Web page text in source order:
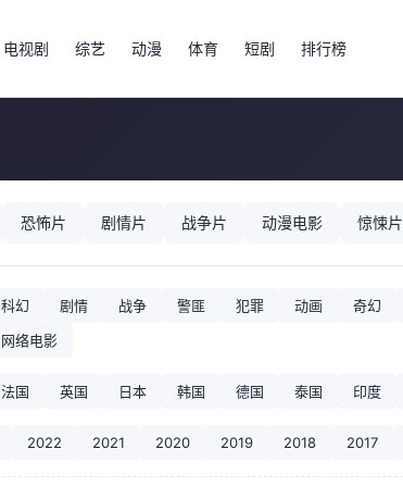
电视剧 综艺 动漫 体育 短剧 排行榜
恐怖片 剧情片 战争片 动漫电影 惊悚片
科幻 剧情 战争 警匪 犯罪 动画 奇幻
网络电影
法国 英国 日本 韩国 德国 泰国 印度
2022 2021 2020 2019 2018 2017